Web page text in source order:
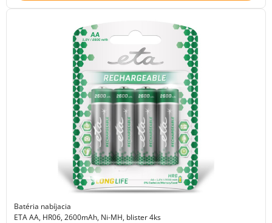
Batéria nabíjacia
ETA AA, HR06, 2600mAh, Ni-MH, blister 4ks